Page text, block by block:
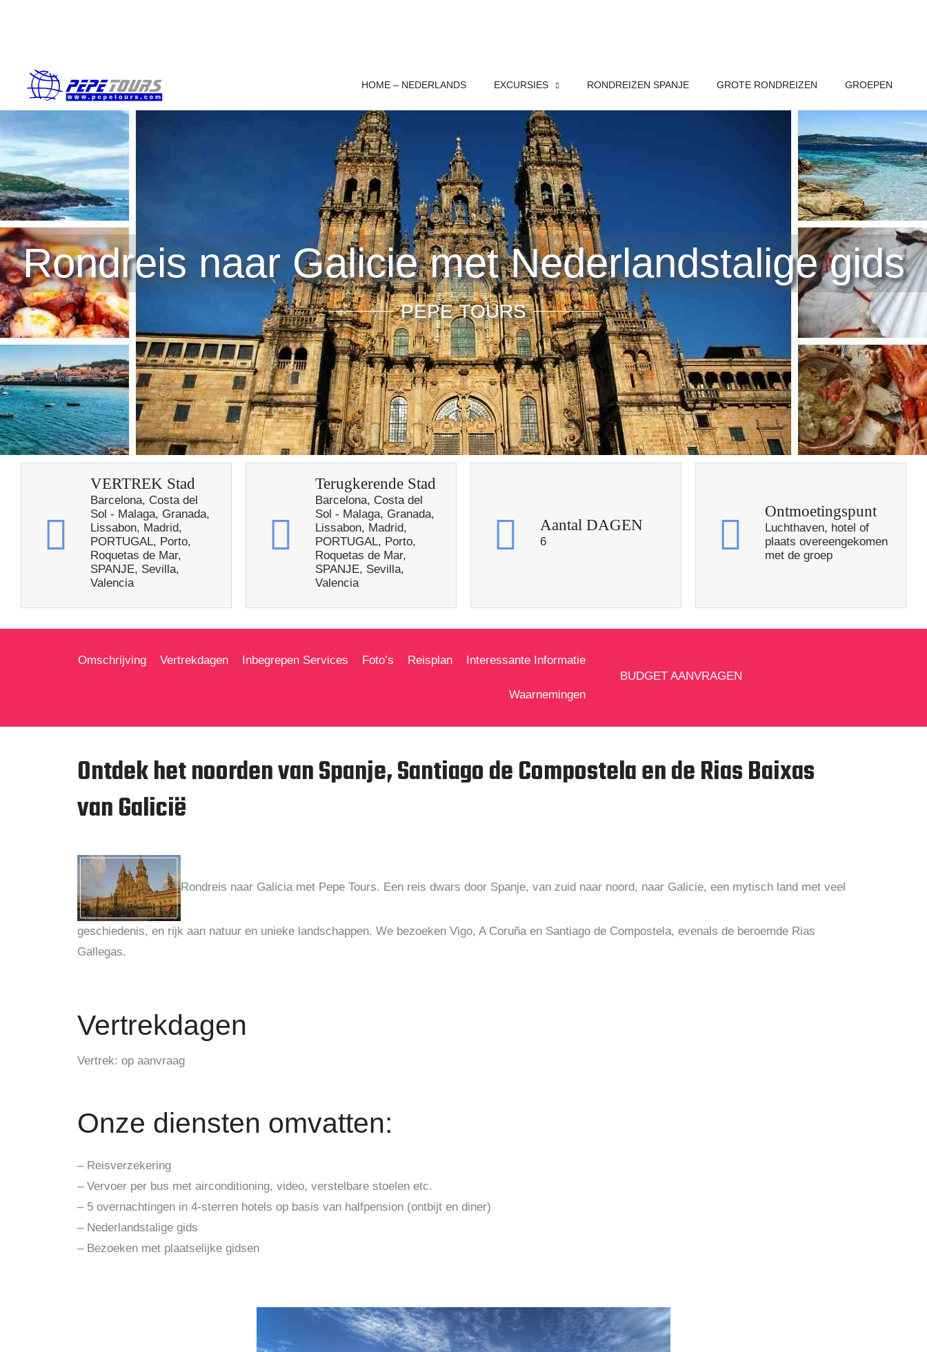
HOME – NEDERLANDS EXCURSIES RONDREIZEN SPANJE GROTE RONDREIZEN GROEPEN
Rondreis naar Galicie met Nederlandstalige gids
PEPE TOURS
VERTREK Stad
Barcelona, Costa del
Sol - Malaga, Granada,
Lissabon, Madrid,
PORTUGAL, Porto,
Roquetas de Mar,
SPANJE, Sevilla,
Valencia
Terugkerende Stad
Barcelona, Costa del
Sol - Malaga, Granada,
Lissabon, Madrid,
PORTUGAL, Porto,
Roquetas de Mar,
SPANJE, Sevilla,
Valencia
Aantal DAGEN
6
Ontmoetingspunt
Luchthaven, hotel of
plaats overeengekomen
met de groep
Omschrijving Vertrekdagen Inbegrepen Services Foto’s Reisplan Interessante Informatie
Waarnemingen
BUDGET AANVRAGEN
Ontdek het noorden van Spanje, Santiago de Compostela en de Rias Baixas
van Galicië
Rondreis naar Galicia met Pepe Tours. Een reis dwars door Spanje, van zuid naar noord, naar Galicie, een mytisch land met veel
geschiedenis, en rijk aan natuur en unieke landschappen. We bezoeken Vigo, A Coruña en Santiago de Compostela, evenals de beroemde Rias
Gallegas.
Vertrekdagen
Vertrek: op aanvraag
Onze diensten omvatten:
– Reisverzekering
– Vervoer per bus met airconditioning, video, verstelbare stoelen etc.
– 5 overnachtingen in 4-sterren hotels op basis van halfpension (ontbijt en diner)
– Nederlandstalige gids
– Bezoeken met plaatselijke gidsen